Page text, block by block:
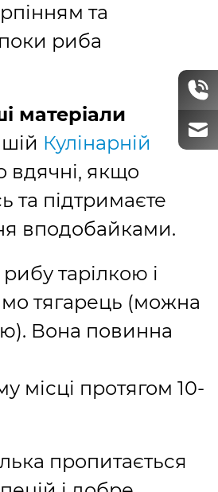
та
риба
матеріали
Кулінарній
вдячні, якщо
та підтримаєте
вподобайками.
тарілкою і
тягарець (можна
Вона повинна
місці протягом 10-
пропитається